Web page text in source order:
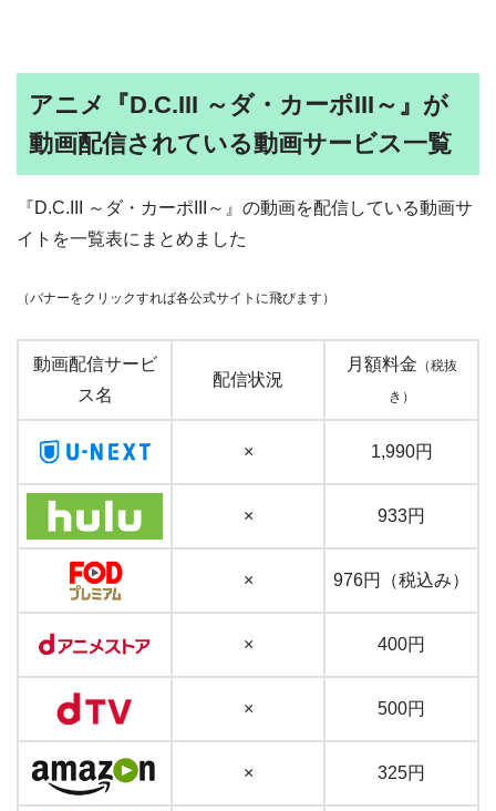
アニメ『D.C.III ～ダ・カーポIII～』が
動画配信されている動画サービス一覧
『D.C.III ～ダ・カーポIII～』の動画を配信している動画サ
イトを一覧表にまとめました
（バナーをクリックすれば各公式サイトに飛びます）
動画配信サービ
ス名
配信状況
月額料金 （税抜
き）
× 1,990円
× 933円
× 976円（税込み）
× 400円
× 500円
× 325円